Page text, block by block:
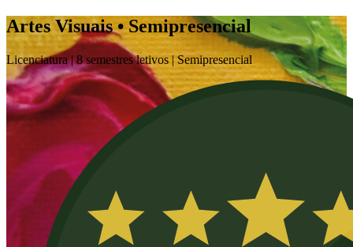
Artes Visuais • Semipresencial
Licenciatura |8 semestres letivos |Semipresencial